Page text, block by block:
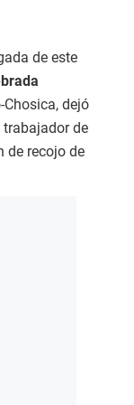
de este
dejó
de
de recojo de